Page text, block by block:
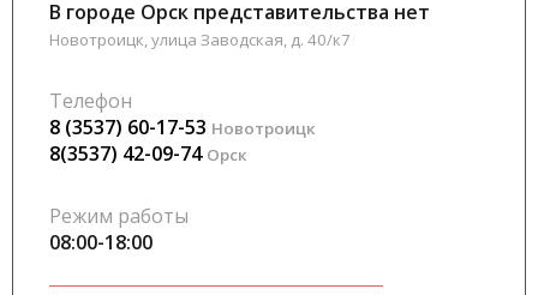
В городе Орск представительства нет
Новотроицк, улица Заводская, д. 40/к7
Телефон
8 (3537) 60-17-53 Новотроицк
8(3537) 42-09-74 Орск
Режим работы
08:00-18:00